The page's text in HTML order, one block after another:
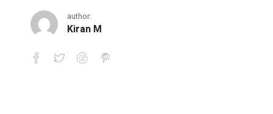
author:
Kiran M